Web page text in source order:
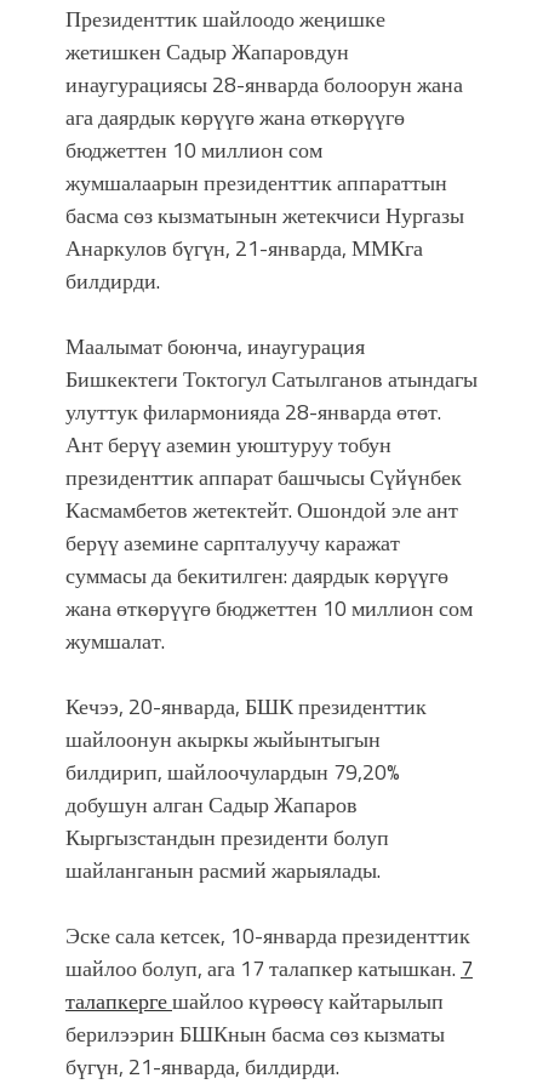
Кыргызстандагы эң ири музыкалуу
фонтанды көрүү үчүн Royal Central
Park'ка 30 миң адам чогулду
Фестиваль Symphony of Water & Light
собрал более 20 тысяч гостей
Жыргалбек КАСАБОЛОТОВ:
“Уңгужол” темадагы тегерек столго
атка минерлер дагы катышса жакшы
болмок”
Президенттик шайлоодо жеңишке
жетишкен Садыр Жапаровдун
инаугурациясы 28-январда болоорун жана
ага даярдык көрүүгө жана өткөрүүгө
бюджеттен 10 миллион сом
жумшалаарын президенттик аппараттын
басма сөз кызматынын жетекчиси Нургазы
Анаркулов бүгүн, 21-январда, ММКга
билдирди.
Маалымат боюнча, инаугурация
Бишкектеги Токтогул Сатылганов атындагы
улуттук филармонияда 28-январда өтөт.
Ант берүү аземин уюштуруу тобун
президенттик аппарат башчысы Сүйүнбек
Касмамбетов жетектейт. Ошондой эле ант
берүү аземине сарпталуучу каражат
суммасы да бекитилген: даярдык көрүүгө
жана өткөрүүгө бюджеттен 10 миллион сом
жумшалат.
Кечээ, 20-январда, БШК президенттик
шайлоонун акыркы жыйынтыгын
билдирип, шайлоочулардын 79,20%
добушун алган Садыр Жапаров
Кыргызстандын президенти болуп
шайланганын расмий жарыялады.
Эске сала кетсек, 10-январда президенттик
шайлоо болуп, ага 17 талапкер катышкан. 7
талапкергешайлоо күрөөсү кайтарылып
берилээрин БШКнын басма сөз кызматы
бүгүн, 21-январда, билдирди.